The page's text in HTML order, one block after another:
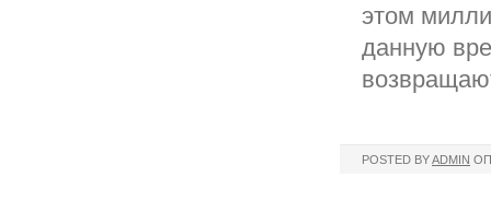
этом
данную
POSTED BYADMIN